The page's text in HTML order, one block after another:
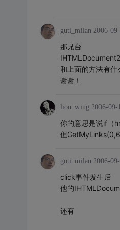
guti_milan 2006-
那兄台
和上面的方法有什
谢谢！
lion_wing 2006-09-
你的意思是说if（
但
guti_milan 2006-
click事件发生后
他的
还有